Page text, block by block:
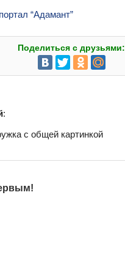
“Адамант”
Поделиться с друзьями:
:
с общей картинкой